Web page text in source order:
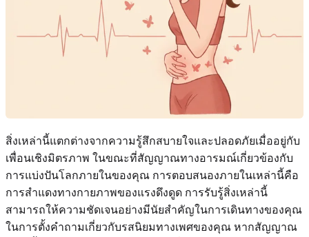
สิ่งเหล่านี้แตกต่างจากความรู้สึกสบายใจและปลอดภัยเมื่ออยู่กับ
เพื่อนเชิงมิตรภาพ ในขณะที่สัญญาณทางอารมณ์เกี่ยวข้องกับ
การแบ่งปันโลกภายในของคุณ การตอบสนองภายในเหล่านี้คือ
การสำแดงทางกายภาพของแรงดึงดูด การรับรู้สิ่งเหล่านี้
สามารถให้ความชัดเจนอย่างมีนัยสำคัญในการเดินทางของคุณ
ในการตั้งคำถามเกี่ยวกับรสนิยมทางเพศของคุณ หากสัญญาณ